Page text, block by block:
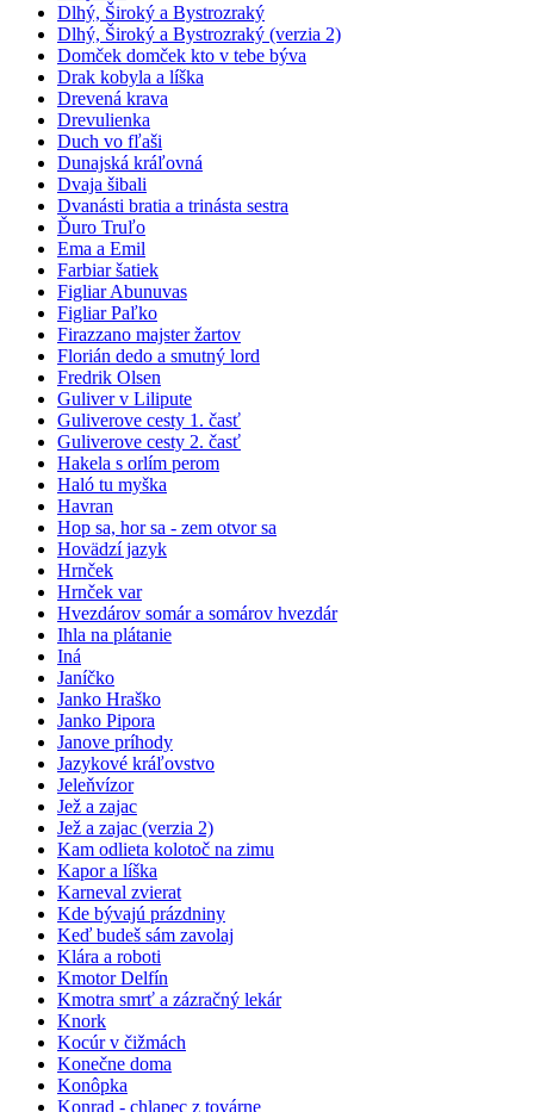
Dlhý, Široký a Bystrozraký
Dlhý, Široký a Bystrozraký (verzia 2)
Domček domček kto v tebe býva
Drak kobyla a líška
Drevená krava
Drevulienka
Duch vo fľaši
Dunajská kráľovná
Dvaja šibali
Dvanásti bratia a trinásta sestra
Ďuro Truľo
Ema a Emil
Farbiar šatiek
Figliar Abunuvas
Figliar Paľko
Firazzano majster žartov
Florián dedo a smutný lord
Fredrik Olsen
Guliver v Lilipute
Guliverove cesty 1. časť
Guliverove cesty 2. časť
Hakela s orlím perom
Haló tu myška
Havran
Hop sa, hor sa - zem otvor sa
Hovädzí jazyk
Hrnček
Hrnček var
Hvezdárov somár a somárov hvezdár
Ihla na plátanie
Iná
Janíčko
Janko Hraško
Janko Pipora
Janove príhody
Jazykové kráľovstvo
Jeleňvízor
Jež a zajac
Jež a zajac (verzia 2)
Kam odlieta kolotoč na zimu
Kapor a líška
Karneval zvierat
Kde bývajú prázdniny
Keď budeš sám zavolaj
Klára a roboti
Kmotor Delfín
Kmotra smrť a zázračný lekár
Knork
Kocúr v čižmách
Konečne doma
Konôpka
Konrad - chlapec z továrne